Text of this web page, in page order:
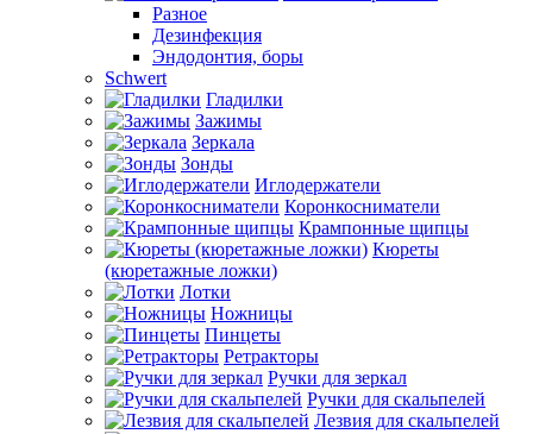
Разное
Дезинфекция
Эндодонтия, боры
Schwert
Гладилки
Зажимы
Зеркала
Зонды
Иглодержатели
Коронкосниматели
Крампонные щипцы
Кюреты
(кюретажные ложки)
Лотки
Ножницы
Пинцеты
Ретракторы
Ручки для зеркал
Ручки для скальпелей
Лезвия для скальпелей